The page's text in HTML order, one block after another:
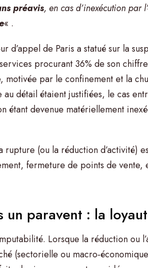
préavis, en cas d’inexécution par
« .
d’appel de Paris a statué sur la
procurant 36% de son
par le confinement et la
détail étaient justifiées, le cas
devenue matériellement
(ou la réduction d’activité)
fermeture de points de
un paravent : la
Lorsque la réduction ou
(sectorielle ou